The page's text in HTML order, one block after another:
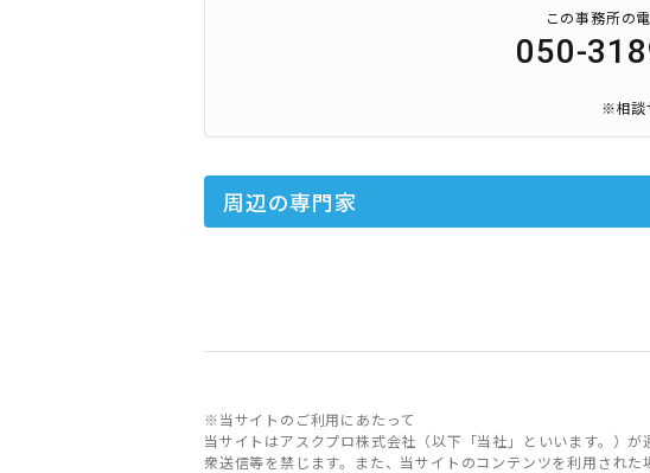
この事務所の
050-
※相談
周辺の専門家
※当サイトのご利用にあたって
当サイトはアスクプロ株式会社（以下「当社」といいます。）
衆送信等を禁じます。また、当サイトのコンテンツを利用された